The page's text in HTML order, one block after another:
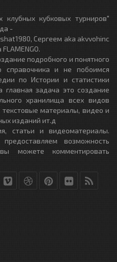
клубных кубковых турниров"
-
Сергеем aka akvvohinc
подробного и понятного
справочника и не побоимся
по Истории и статистики
задача это создание
хранилища всех видов
материалы, видео и
изданий ит.д
статьи и видеоматериалы.
возможность
можете комментировать